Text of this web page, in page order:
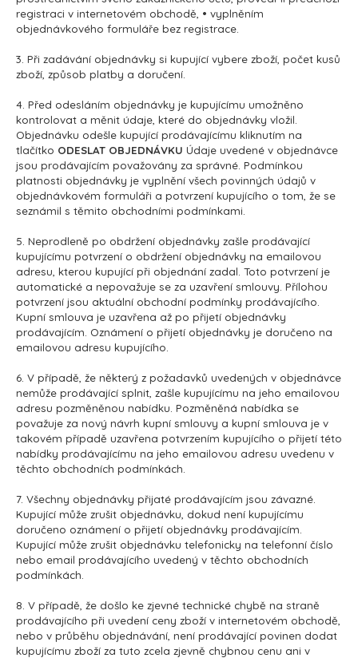
registraci v internetovém obchodě, • vyplněním
objednávkového formuláře bez registrace.
3. Při zadávání objednávky si kupující vybere zboží, počet kusů
zboží, způsob platby a doručení.
4. Před odesláním objednávky je kupujícímu umožněno
kontrolovat a měnit údaje, které do objednávky vložil.
Objednávku odešle kupující prodávajícímu kliknutím na
tlačítko ODESLAT OBJEDNÁVKU Údaje uvedené v objednávce
jsou prodávajícím považovány za správné. Podmínkou
platnosti objednávky je vyplnění všech povinných údajů v
objednávkovém formuláři a potvrzení kupujícího o tom, že se
seznámil s těmito obchodními podmínkami.
5. Neprodleně po obdržení objednávky zašle prodávající
kupujícímu potvrzení o obdržení objednávky na emailovou
adresu, kterou kupující při objednání zadal. Toto potvrzení je
automatické a nepovažuje se za uzavření smlouvy. Přílohou
potvrzení jsou aktuální obchodní podmínky prodávajícího.
Kupní smlouva je uzavřena až po přijetí objednávky
prodávajícím. Oznámení o přijetí objednávky je doručeno na
emailovou adresu kupujícího.
6. V případě, že některý z požadavků uvedených v objednávce
nemůže prodávající splnit, zašle kupujícímu na jeho emailovou
adresu pozměněnou nabídku. Pozměněná nabídka se
považuje za nový návrh kupní smlouvy a kupní smlouva je v
takovém případě uzavřena potvrzením kupujícího o přijetí této
nabídky prodávajícímu na jeho emailovou adresu uvedenu v
těchto obchodních podmínkách.
7. Všechny objednávky přijaté prodávajícím jsou závazné.
Kupující může zrušit objednávku, dokud není kupujícímu
doručeno oznámení o přijetí objednávky prodávajícím.
Kupující může zrušit objednávku telefonicky na telefonní číslo
nebo email prodávajícího uvedený v těchto obchodních
podmínkách.
8. V případě, že došlo ke zjevné technické chybě na straně
prodávajícího při uvedení ceny zboží v internetovém obchodě,
nebo v průběhu objednávání, není prodávající povinen dodat
kupujícímu zboží za tuto zcela zjevně chybnou cenu ani v